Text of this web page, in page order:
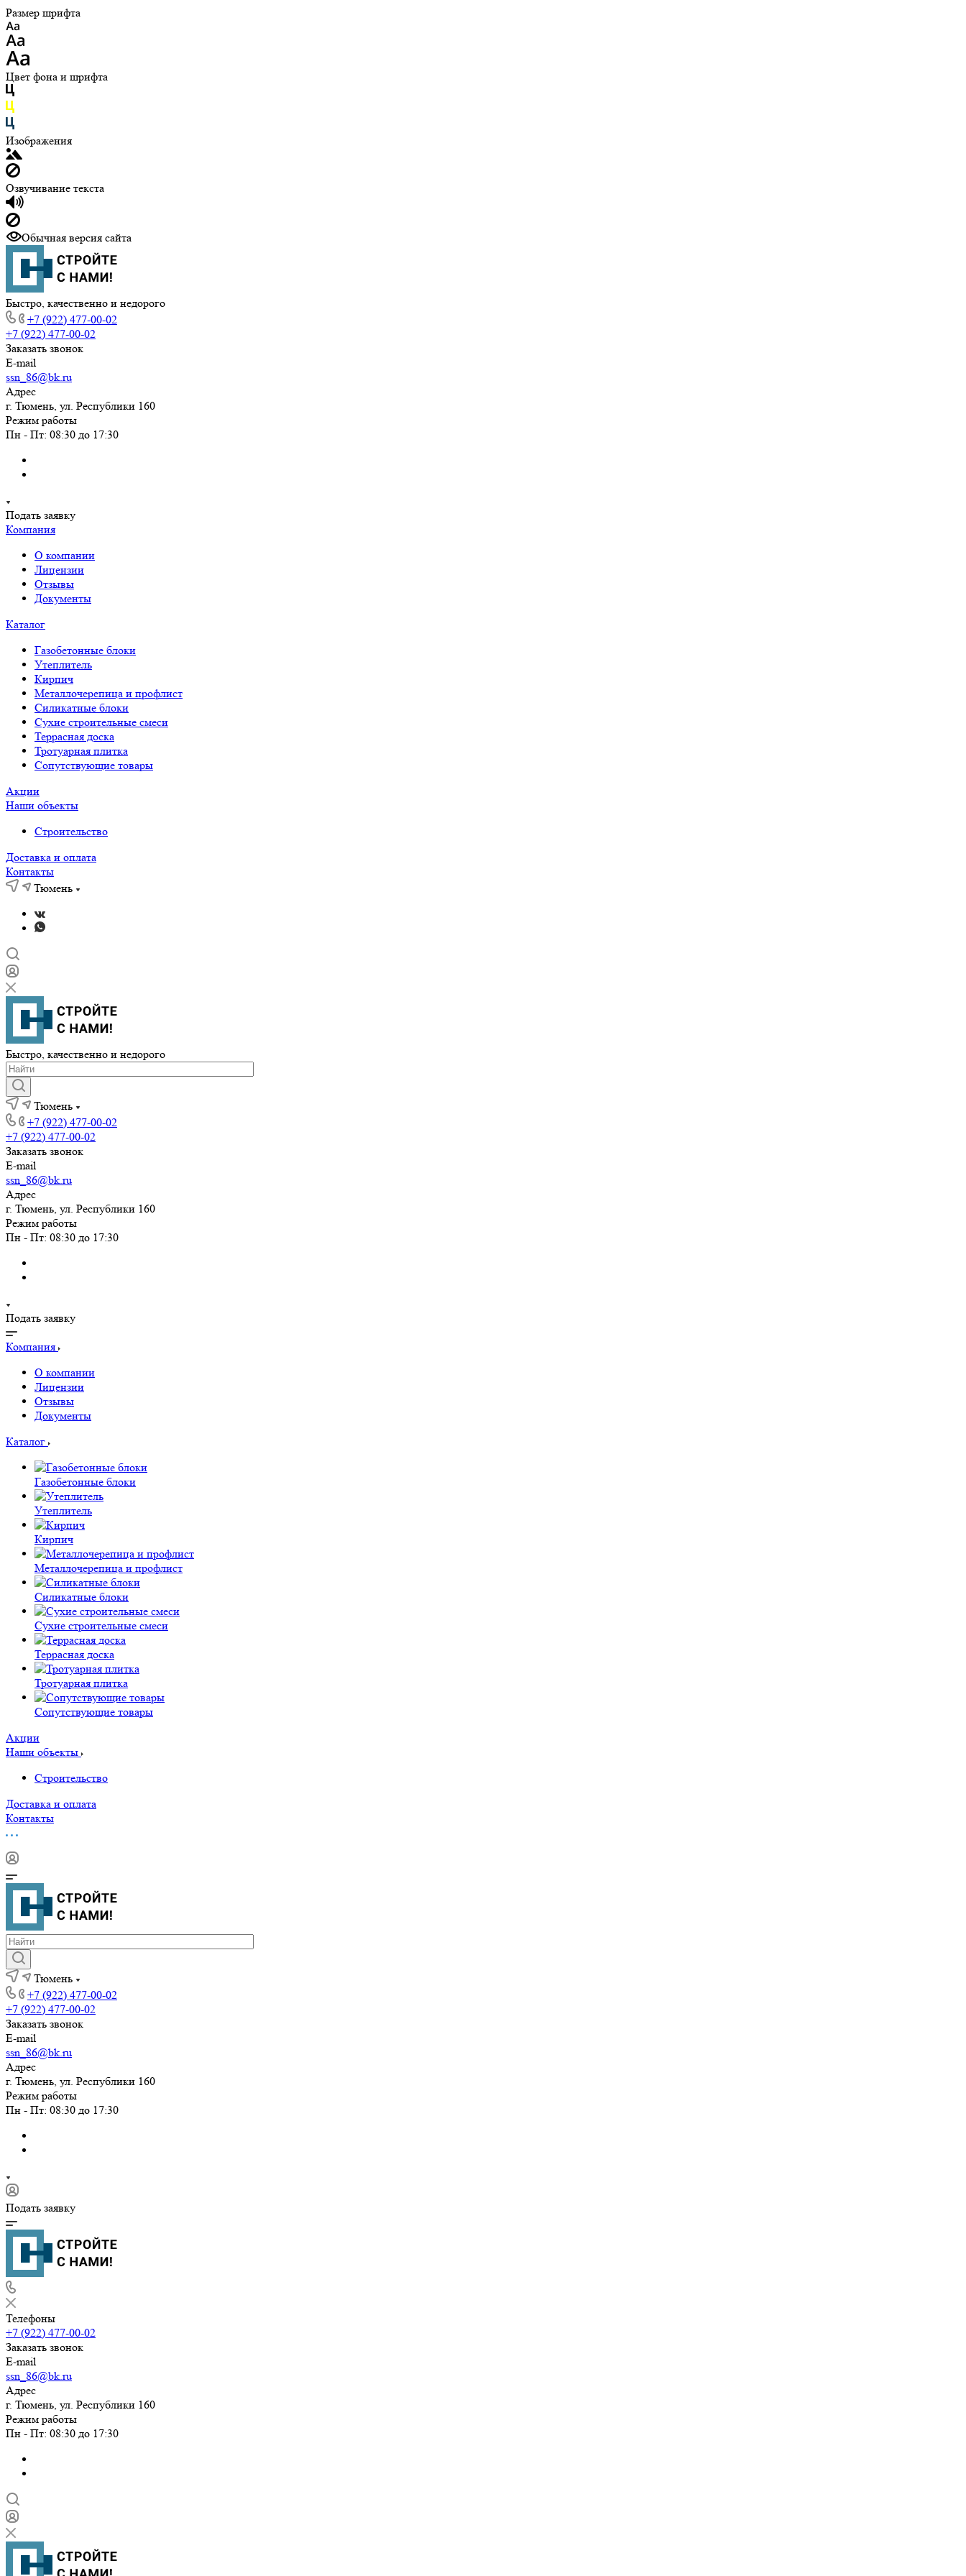
Размер шрифта
Цвет фона и шрифта
Изображения
Озвучивание текста
Обычная версия сайта
Быстро, качественно и недорого
+7 (922) 477-00-02
+7 (922) 477-00-02
Заказать звонок
E-mail
ssn_86@bk.ru
Адрес
г. Тюмень, ул. Республики 160
Режим работы
Пн - Пт: 08:30 до 17:30
Подать заявку
Компания
О компании
Лицензии
Отзывы
Документы
Каталог
Газобетонные блоки
Утеплитель
Кирпич
Металлочерепица и профлист
Силикатные блоки
Сухие строительные смеси
Террасная доска
Тротуарная плитка
Сопутствующие товары
Акции
Наши объекты
Строительство
Доставка и оплата
Контакты
Тюмень
Быстро, качественно и недорого
Тюмень
+7 (922) 477-00-02
+7 (922) 477-00-02
Заказать звонок
E-mail
ssn_86@bk.ru
Адрес
г. Тюмень, ул. Республики 160
Режим работы
Пн - Пт: 08:30 до 17:30
Подать заявку
Компания
О компании
Лицензии
Отзывы
Документы
Каталог
Газобетонные блоки
Утеплитель
Кирпич
Металлочерепица и профлист
Силикатные блоки
Сухие строительные смеси
Террасная доска
Тротуарная плитка
Сопутствующие товары
Акции
Наши объекты
Строительство
Доставка и оплата
Контакты
Тюмень
+7 (922) 477-00-02
+7 (922) 477-00-02
Заказать звонок
E-mail
ssn_86@bk.ru
Адрес
г. Тюмень, ул. Республики 160
Режим работы
Пн - Пт: 08:30 до 17:30
Подать заявку
Телефоны
+7 (922) 477-00-02
Заказать звонок
E-mail
ssn_86@bk.ru
Адрес
г. Тюмень, ул. Республики 160
Режим работы
Пн - Пт: 08:30 до 17:30